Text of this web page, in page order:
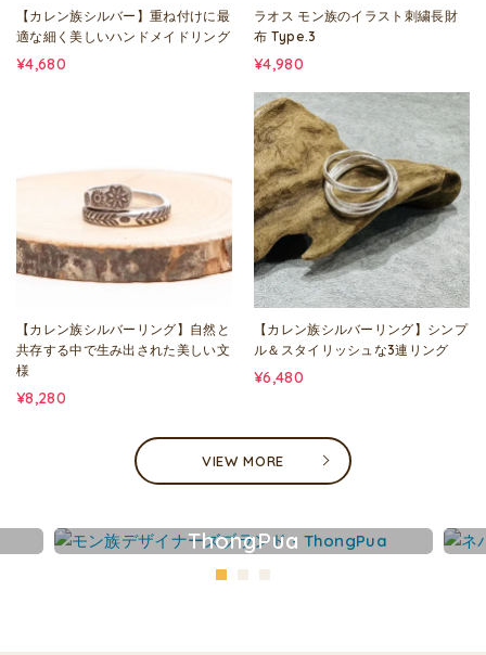
【カレン族シルバー】重ね付けに最
適な細く美しいハンドメイドリング
¥4,680
ラオス モン族のイラスト刺繍長財
布 Type.3
¥4,980
【カレン族シルバーリング】自然と
共存する中で生み出された美しい文
様
¥8,280
【カレン族シルバーリング】シンプ
ル＆スタイリッシュな3連リング
¥6,480
VIEW MORE
ThongPua